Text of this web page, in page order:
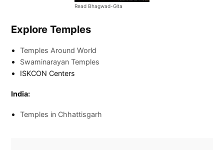
Read Bhagwad-Gita
Explore Temples
Temples Around World
Swaminarayan Temples
ISKCON Centers
India:
Temples in Chhattisgarh